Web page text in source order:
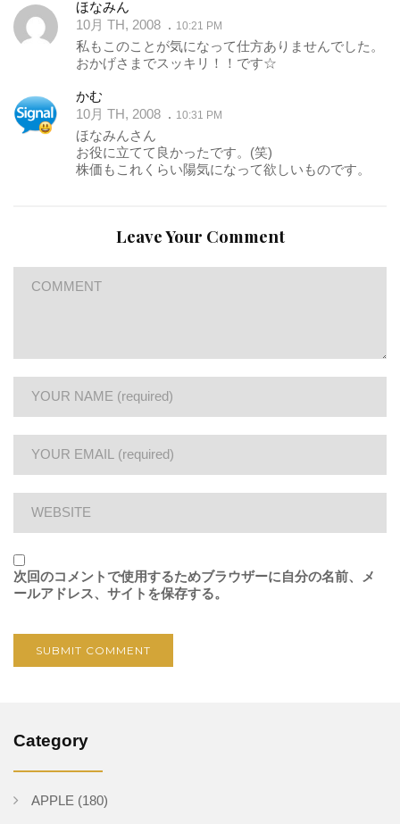
ほなみん
10月 TH, 2008
10:21 PM
私もこのことが気になって仕方ありませんでした。
おかげさまでスッキリ！！です☆
かむ
10月 TH, 2008
10:31 PM
ほなみんさん
お役に立てて良かったです。(笑)
株価もこれくらい陽気になって欲しいものです。
Leave Your Comment
次回のコメントで使用するためブラウザーに自分の名前、メ
ールアドレス、サイトを保存する。
Category
APPLE (180)